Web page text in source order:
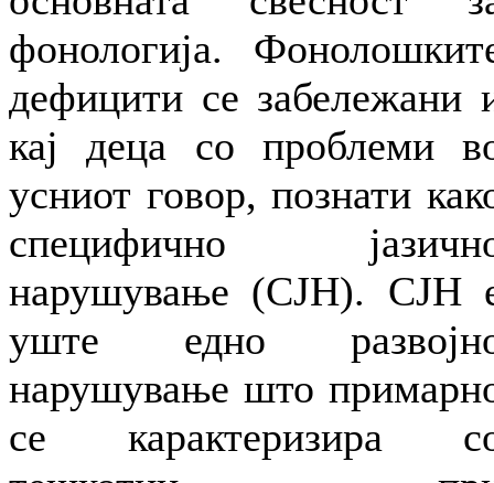
фонологија.
дефицити се забележани
кај деца со проблеми
усниот говор, познати
специфично
нарушување (СЈН). СЈН
уште едно
нарушување што
се карактеризира